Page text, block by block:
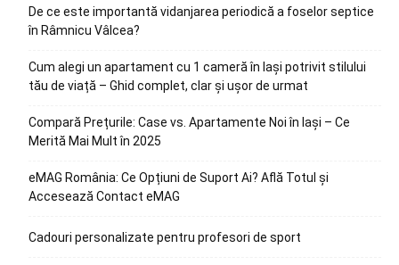
De ce este importantă vidanjarea periodică a foselor septice
în Râmnicu Vâlcea?
Cum alegi un apartament cu 1 cameră în Iași potrivit stilului
tău de viață – Ghid complet, clar și ușor de urmat
Compară Prețurile: Case vs. Apartamente Noi în Iași – Ce
Merită Mai Mult în 2025
eMAG România: Ce Opțiuni de Suport Ai? Află Totul și
Accesează Contact eMAG
Cadouri personalizate pentru profesori de sport